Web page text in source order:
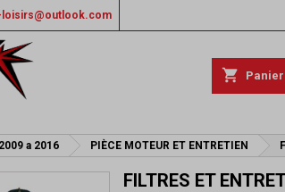
loisirs@outlook.com
shopping_cart
a 2016 PIÈCE MOTEUR ET ENTRETIEN
FILTRES ET